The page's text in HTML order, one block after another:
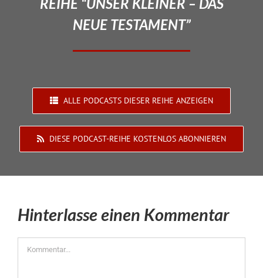
NEUE TESTAMENT”
ALLE PODCASTS DIESER REIHE ANZEIGEN
DIESE PODCAST-REIHE KOSTENLOS ABONNIEREN
Hinterlasse einen Kommentar